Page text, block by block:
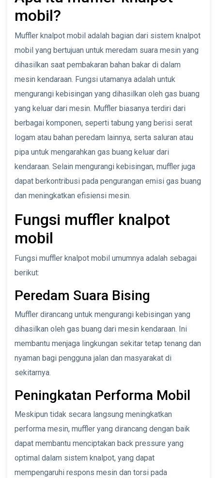
mobil?
Muffler knalpot mobil adalah bagian dari sistem knalpot
mobil yang bertujuan untuk meredam suara mesin yang
dihasilkan saat pembakaran bahan bakar di dalam
mesin kendaraan. Fungsi utamanya adalah untuk
mengurangi kebisingan yang dihasilkan oleh gas buang
yang keluar dari mesin. Muffler biasanya terdiri dari
berbagai komponen, seperti tabung yang berisi serat
logam atau bahan peredam lainnya, serta saluran atau
pipa untuk mengarahkan gas buang keluar dari
kendaraan. Selain mengurangi kebisingan, muffler juga
dapat berkontribusi pada pengurangan emisi gas buang
dan meningkatkan efisiensi mesin.
Fungsi muffler knalpot
mobil
Fungsi muffler knalpot mobil umumnya adalah sebagai
berikut:
Peredam Suara Bising
Muffler dirancang untuk mengurangi kebisingan yang
dihasilkan oleh gas buang dari mesin kendaraan. Ini
membantu menjaga lingkungan sekitar tetap tenang dan
nyaman bagi pengguna jalan dan masyarakat di
sekitarnya.
Peningkatan Performa Mobil
Meskipun tidak secara langsung meningkatkan
performa mesin, muffler yang dirancang dengan baik
dapat membantu menciptakan back pressure yang
optimal dalam sistem knalpot, yang dapat
mempengaruhi respons mesin dan torsi pada